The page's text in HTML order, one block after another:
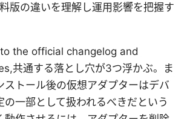
版の違いを理解し運用影響を把握す
the official changelog and
共通する落とし穴が3つ浮かぶ。ま
ストール後の仮想アダプターはデバ
の一部として扱われるべきだという